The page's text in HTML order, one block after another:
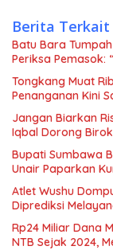
Berita Terkait
Batu Bara Tumpah
Periksa Pemasok:
Tongkang Muat
Penanganan Kini
Jangan Biarkan
Iqbal Dorong
Bupati Sumbawa
Unair Paparkan
Atlet Wushu
Diprediksi
Rp24 Miliar Dana
NTB Sejak 2024,